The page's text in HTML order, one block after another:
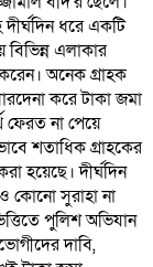
দীর্ঘদিন ধরে একটি
এলাকার
অনেক গ্রাহক
করে টাকা জমা
ফেরত না পেয়ে
শতাধিক গ্রাহকের
হয়েছে। দীর্ঘদিন
কোনো সুরাহা না
পুলিশ অভিযান
দাবি,